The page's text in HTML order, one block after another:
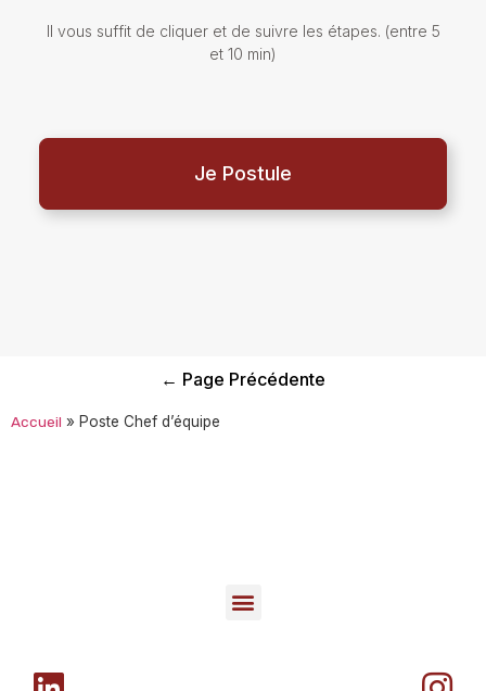
Il vous suffit de cliquer et de suivre les étapes. (entre 5
et 10 min)
Je Postule
← Page Précédente
Accueil » Poste Chef d’équipe